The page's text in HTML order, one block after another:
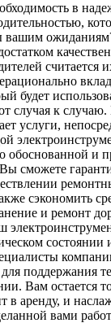
в
вашим
считается
будет
случая к
услуги,
обоснованной и
сможете
сэкономить
и ремонт
состоянии
поддержания
Вам остается
в аренду, и
вами